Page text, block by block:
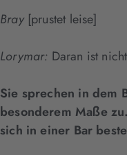
Bray[prustet leise]
Lorymar: Daran ist
Sie sprechen in dem
besonderem Maße
sich in einer Bar